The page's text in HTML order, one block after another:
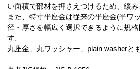
い面積で部材を押さえつけるため、緩み
また、特寸平座金は従来の平座金(平ワ
径・厚さを幅広く選択できるように規
す。
丸座金、丸ワッシャー、plain washerと